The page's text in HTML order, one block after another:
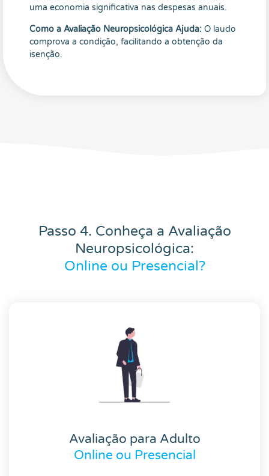
uma economia significativa nas despesas anuais.
Como a Avaliação Neuropsicológica Ajuda:O laudo
comprova a condição, facilitando a obtenção da
isenção.
Passo 4. Conheça a Avaliação
Neuropsicológica:
Online ou Presencial?
Avaliação para Adulto
Online ou Presencial